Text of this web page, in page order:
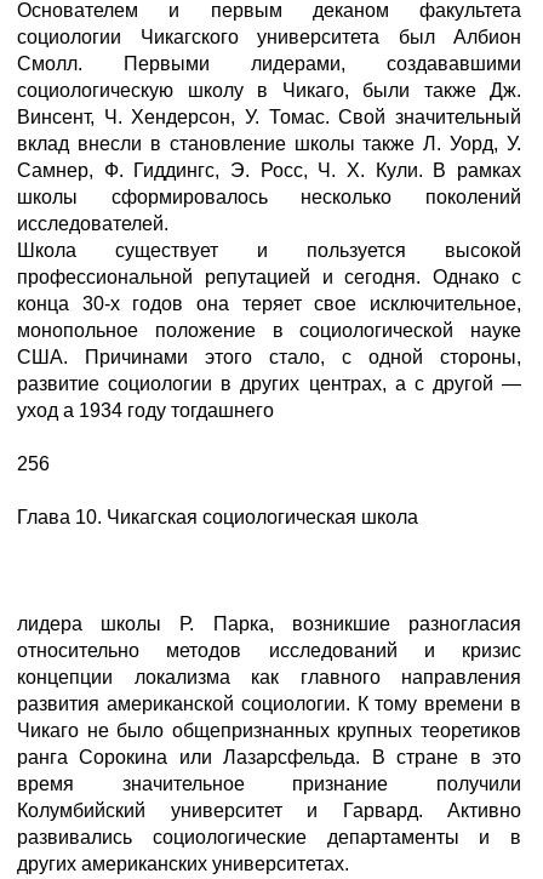
Основателем и первым деканом факультета
социологии Чикагского университета был Албион
Смолл. Первыми лидерами, создававшими
социологическую школу в Чикаго, были также Дж.
Винсент, Ч. Хендерсон, У. Томас. Свой значительный
вклад внесли в становление школы также Л. Уорд, У.
Самнер, Ф. Гиддингс, Э. Росс, Ч. X. Кули. В рамках
школы сформировалось несколько поколений
исследователей.
Школа существует и пользуется высокой
профессиональной репутацией и сегодня. Однако с
конца 30-х годов она теряет свое исключительное,
монопольное положение в социологической науке
США. Причинами этого стало, с одной стороны,
развитие социологии в других центрах, а с другой —
уход а 1934 году тогдашнего
256
Глава 10. Чикагская социологическая школа
лидера школы Р. Парка, возникшие разногласия
относительно методов исследований и кризис
концепции локализма как главного направления
развития американской социологии. К тому времени в
Чикаго не было общепризнанных крупных теоретиков
ранга Сорокина или Лазарсфельда. В стране в это
время значительное признание получили
Колумбийский университет и Гарвард. Активно
развивались социологические департаменты и в
других американских университетах.